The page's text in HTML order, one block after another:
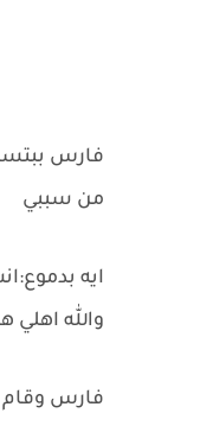
فارس
من سببي
ايه
والله
فارس